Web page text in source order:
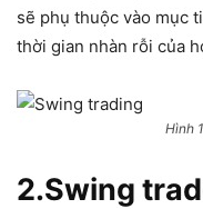
sẽ phụ thuộc vào mục
thời gian nhàn rỗi của
Hình
2.Swing